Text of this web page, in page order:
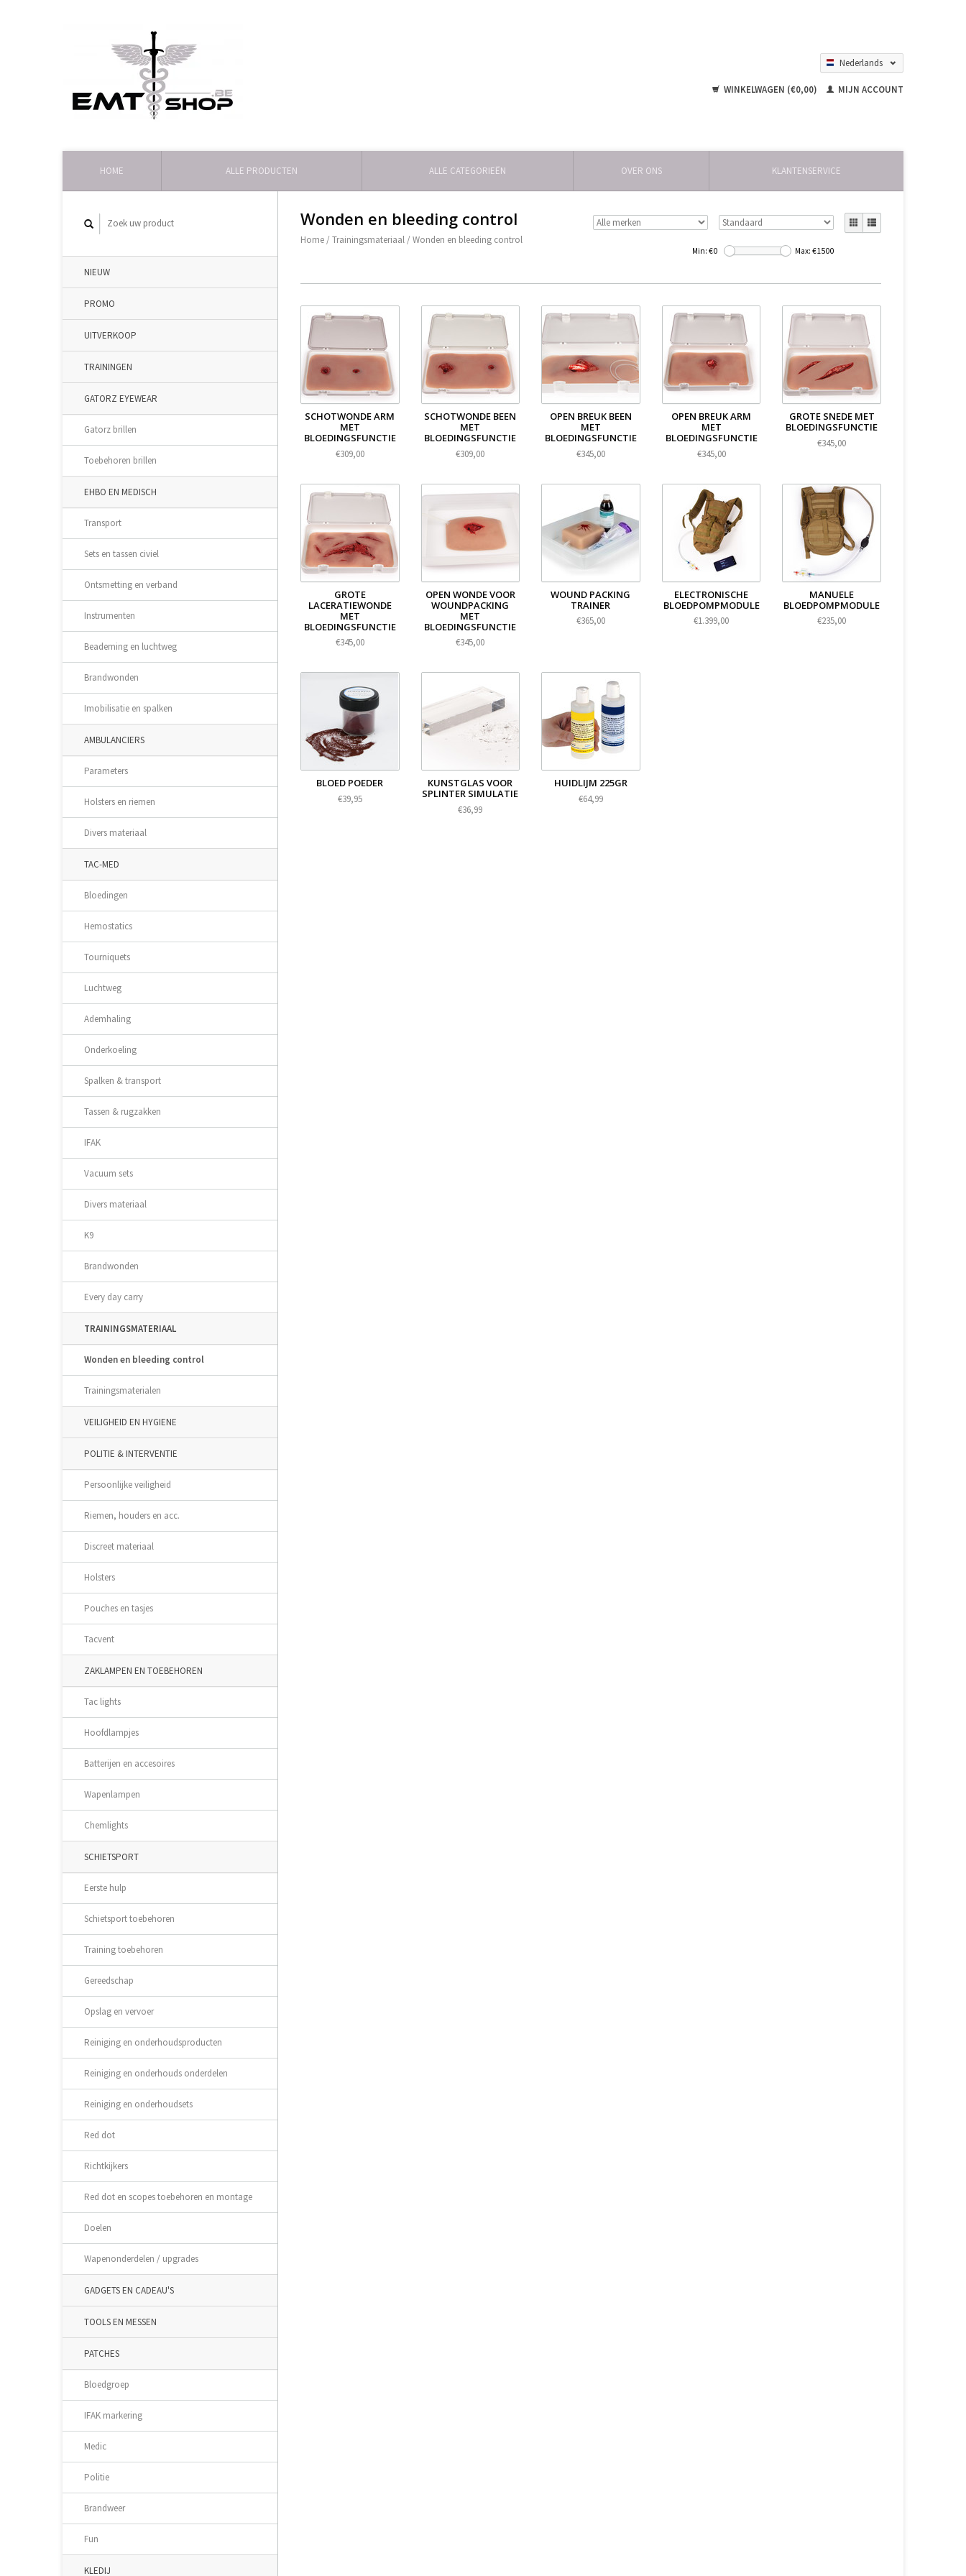
Nederlands
WINKELWAGEN (€0,00)
MIJN ACCOUNT
HOME ALLE PRODUCTEN ALLE CATEGORIEËN OVER ONS KLANTENSERVICE
NIEUW
PROMO
UITVERKOOP
TRAININGEN
GATORZ EYEWEAR
Gatorz brillen
Toebehoren brillen
EHBO EN MEDISCH
Transport
Sets en tassen civiel
Ontsmetting en verband
Instrumenten
Beademing en luchtweg
Brandwonden
Imobilisatie en spalken
AMBULANCIERS
Parameters
Holsters en riemen
Divers materiaal
TAC-MED
Bloedingen
Hemostatics
Tourniquets
Luchtweg
Ademhaling
Onderkoeling
Spalken & transport
Tassen & rugzakken
IFAK
Vacuum sets
Divers materiaal
K9
Brandwonden
Every day carry
TRAININGSMATERIAAL
Wonden en bleeding control
Trainingsmaterialen
VEILIGHEID EN HYGIENE
POLITIE & INTERVENTIE
Persoonlijke veiligheid
Riemen, houders en acc.
Discreet materiaal
Holsters
Pouches en tasjes
Tacvent
ZAKLAMPEN EN TOEBEHOREN
Tac lights
Hoofdlampjes
Batterijen en accesoires
Wapenlampen
Chemlights
SCHIETSPORT
Eerste hulp
Schietsport toebehoren
Training toebehoren
Gereedschap
Opslag en vervoer
Reiniging en onderhoudsproducten
Reiniging en onderhouds onderdelen
Reiniging en onderhoudsets
Red dot
Richtkijkers
Red dot en scopes toebehoren en montage
Doelen
Wapenonderdelen / upgrades
GADGETS EN CADEAU'S
TOOLS EN MESSEN
PATCHES
Bloedgroep
IFAK markering
Medic
Politie
Brandweer
Fun
KLEDIJ
Wonden en bleeding control
Home /Trainingsmateriaal /Wonden en bleeding control
Min: €0 Max: €1500
SCHOTWONDE ARM
MET
BLOEDINGSFUNCTIE
€309,00
SCHOTWONDE BEEN
MET
BLOEDINGSFUNCTIE
€309,00
OPEN BREUK BEEN
MET
BLOEDINGSFUNCTIE
€345,00
OPEN BREUK ARM
MET
BLOEDINGSFUNCTIE
€345,00
GROTE SNEDE MET
BLOEDINGSFUNCTIE
€345,00
GROTE
LACERATIEWONDE
MET
BLOEDINGSFUNCTIE
€345,00
OPEN WONDE VOOR
WOUNDPACKING
MET
BLOEDINGSFUNCTIE
€345,00
WOUND PACKING
TRAINER
€365,00
ELECTRONISCHE
BLOEDPOMPMODULE
€1.399,00
MANUELE
BLOEDPOMPMODULE
€235,00
BLOED POEDER
€39,95
KUNSTGLAS VOOR
SPLINTER SIMULATIE
€36,99
HUIDLIJM 225GR
€64,99